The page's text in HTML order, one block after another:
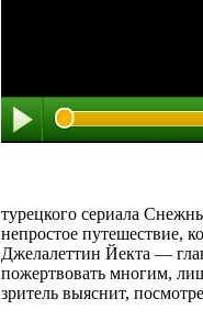
турецкого сериала
непростое путешествие,
Джелалеттин Йекта —
пожертвовать многим,
зритель выяснит,